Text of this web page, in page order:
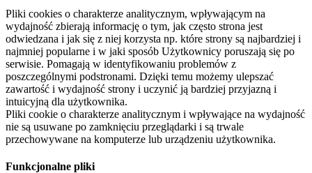
Pliki cookies o charakterze analitycznym, wpływającym na
wydajność zbierają informację o tym, jak często strona jest
odwiedzana i jak się z niej korzysta np. które strony są najbardziej i
najmniej popularne i w jaki sposób Użytkownicy poruszają się po
serwisie. Pomagają w identyfikowaniu problemów z
poszczególnymi podstronami. Dzięki temu możemy ulepszać
zawartość i wydajność strony i uczynić ją bardziej przyjazną i
intuicyjną dla użytkownika.
Pliki cookie o charakterze analitycznym i wpływające na wydajność
nie są usuwane po zamknięciu przeglądarki i są trwale
przechowywane na komputerze lub urządzeniu użytkownika.
Funkcjonalne pliki